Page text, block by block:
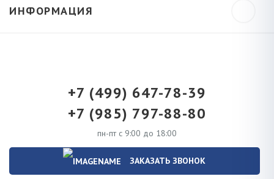
ИНФОРМАЦИЯ
+7 (499) 647-78-39
+7 (985) 797-88-80
пн-пт с 9:00 до 18:00
ЗАКАЗАТЬ ЗВОНОК